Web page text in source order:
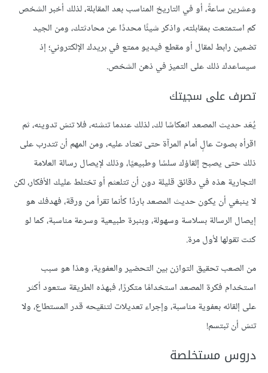
وعشرين ساعةً، أو في التاريخ المناسب بعد المقابلة، لذلك أخبر الشخص
كم استمتعت بمقابلته، واذكر شيئًا محددًا عن محادثتك، ومن الجيد
تضمين رابط لمقال أو مقطع فيديو ممتع في بريدك الإلكتروني؛ إذ
سيساعدك ذلك على التميز في ذهن الشخص.
تصرف على سجيتك
يُعَد حديث المصعد انعكاسًا لك، لذلك عندما تنشئه، فلا تنسَ تدوينه، ثم
اقرأه بصوت عالٍ أمام المرآة حتى تعتاد عليه، ومن المهم أن تتدرب على
ذلك حتى يصبح إلقاؤك سلسًا وطبيعيًا، وذلك لإيصال رسالة العلامة
التجارية هذه في دقائق قليلة دون أن تتلعثم أو تختلط عليك الأفكار، لكن
لا ينبغي أن يكون حديث المصعد باردًا كأنما تقرأ من ورقة، فهدفك هو
إيصال الرسالة بسلاسة وسهولة، وبنبرة طبيعية وسرعة مناسبة، كما لو
كنت تقولها لأول مرة.
من الصعب تحقيق التوازن بين التحضير والعفوية، وهذا هو سبب
استخدام فكرة المصعد استخدامًا متكررًا، فبهذه الطريقة ستعود أكثر
على إلقائه بعفوية مناسبة، وإجراء تعديلات لتنقيحه قدر المستطاع، ولا
تنسَ أن تبتسم!
دروس مستخلصة